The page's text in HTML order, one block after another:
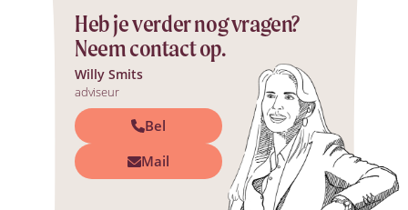
Heb je verder nog vragen?
Neem contact op.
Willy Smits
adviseur
Bel
Mail